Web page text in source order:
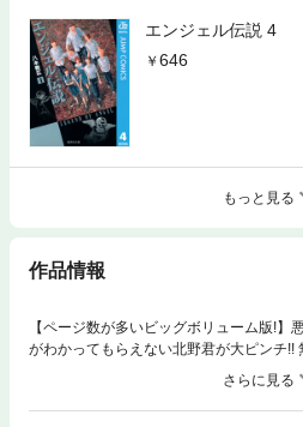
エンジェル伝説 4
646
もっと見る
作品情報
【ページ数が多いビッグボリューム版!】
がわかってもらえない北野君が大ピンチ!!
瀧とその娘･いくのが北野君を狙って碧空
徒をも巻き込む大激戦に勝利したのは…。
グ第4巻!!